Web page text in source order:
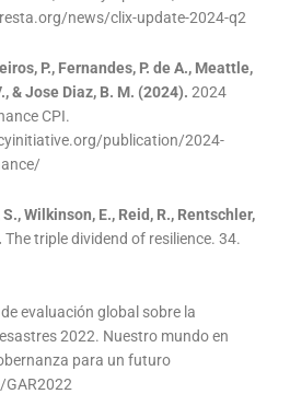
news/clix-update-2024-q2
P., Fernandes, P. de A., Meattle,
& Jose Diaz, B. M. (2024). 2024
CPI.
publication/2024-
Wilkinson, E., Reid, R., Rentschler,
The triple dividend of resilience. 34.
evaluación global sobre la
2022. Nuestro mundo en
para un futuro
GAR2022